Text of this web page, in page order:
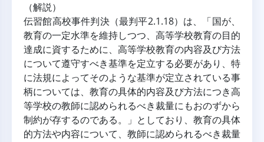
（解説）
伝習館高校事件判決（最判平2.1.18）は、「国が、
教育の一定水準を維持しつつ、高等学校教育の目的
達成に資するために、高等学校教育の内容及び方法
について遵守すべき基準を定立する必要があり、特
に法規によってそのような基準が定立されている事
柄については、教育の具体的内容及び方法につき高
等学校の教師に認められるべき裁量にもおのずから
制約が存するのである。」としており、教育の具体
的方法や内容について、教師に認められるべき裁量